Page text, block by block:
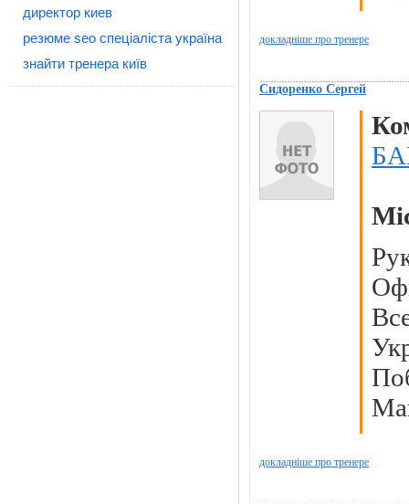
директор киев
резюме seo спеціаліста україна
знайти тренера київ
докладніше про тренере
Сидоренко Сергей
докладніше про тренере